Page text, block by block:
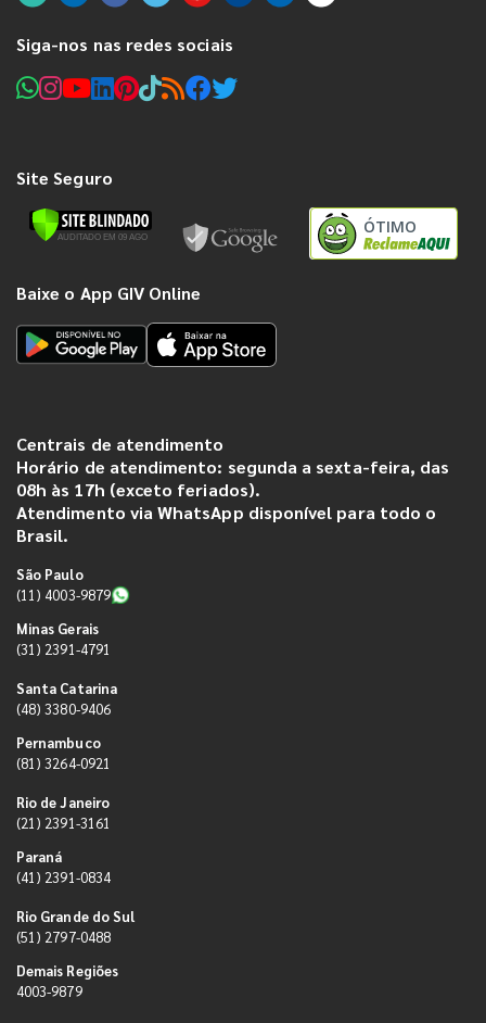
Siga-nos nas redes sociais
Site Seguro
ÓTIMO
Baixe o App GIV Online
Centrais de atendimento
Horário de atendimento: segunda a sexta-feira, das
08h às 17h (exceto feriados).
Atendimento via WhatsApp disponível para todo o
Brasil.
São Paulo
(11) 4003-9879
Minas Gerais
(31) 2391-4791
Santa Catarina
(48) 3380-9406
Pernambuco
(81) 3264-0921
Rio de Janeiro
(21) 2391-3161
Paraná
(41) 2391-0834
Rio Grande do Sul
(51) 2797-0488
Demais Regiões
4003-9879